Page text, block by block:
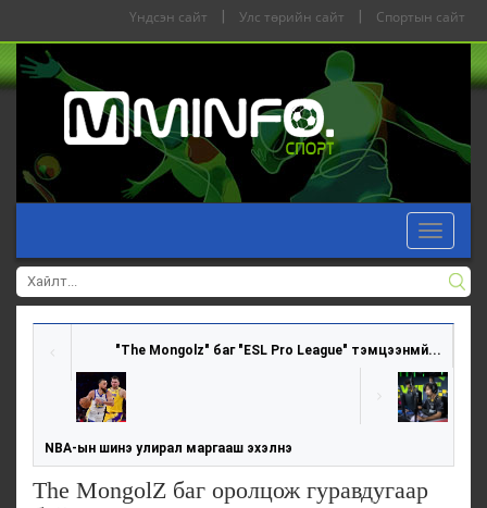
Үндсэн сайт Улс төрийн сайт Спортын сайт
Toggle
"The Mongolz" баг "ESL Pro League" тэмцээнмй...
NBA-ын шинэ улирал маргааш эхэлнэ
The MongolZ баг оролцож гуравдугаар